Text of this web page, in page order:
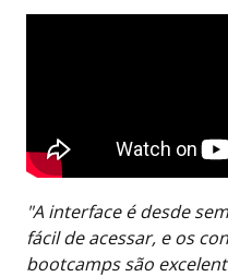
"A interface é desde
fácil de acessar, e os
bootcamps são